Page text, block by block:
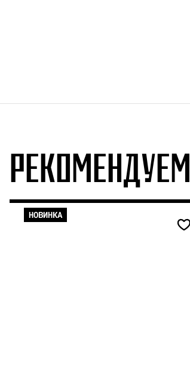
РЕКОМЕНДУЕМ
НОВИНКА